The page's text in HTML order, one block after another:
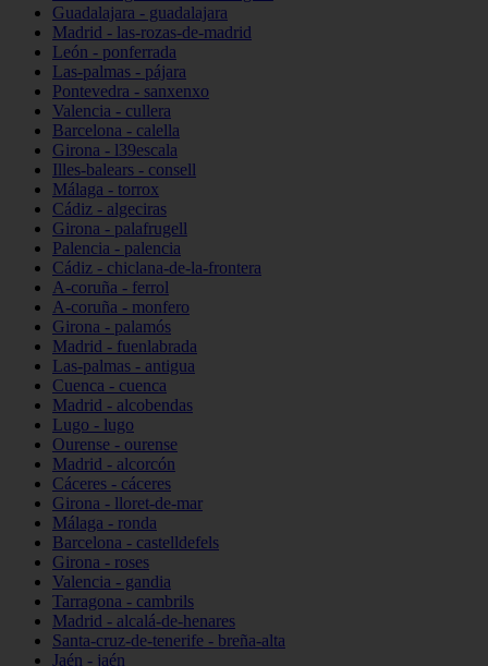
Guadalajara - guadalajara
Madrid - las-rozas-de-madrid
León - ponferrada
Las-palmas - pájara
Pontevedra - sanxenxo
Valencia - cullera
Barcelona - calella
Girona - l39escala
Illes-balears - consell
Málaga - torrox
Cádiz - algeciras
Girona - palafrugell
Palencia - palencia
Cádiz - chiclana-de-la-frontera
A-coruña - ferrol
A-coruña - monfero
Girona - palamós
Madrid - fuenlabrada
Las-palmas - antigua
Cuenca - cuenca
Madrid - alcobendas
Lugo - lugo
Ourense - ourense
Madrid - alcorcón
Cáceres - cáceres
Girona - lloret-de-mar
Málaga - ronda
Barcelona - castelldefels
Girona - roses
Valencia - gandia
Tarragona - cambrils
Madrid - alcalá-de-henares
Santa-cruz-de-tenerife - breña-alta
Jaén - jaén